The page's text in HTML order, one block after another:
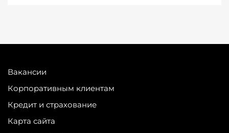
Вакансии
Корпоративным клиентам
Кредит и страхование
Карта сайта